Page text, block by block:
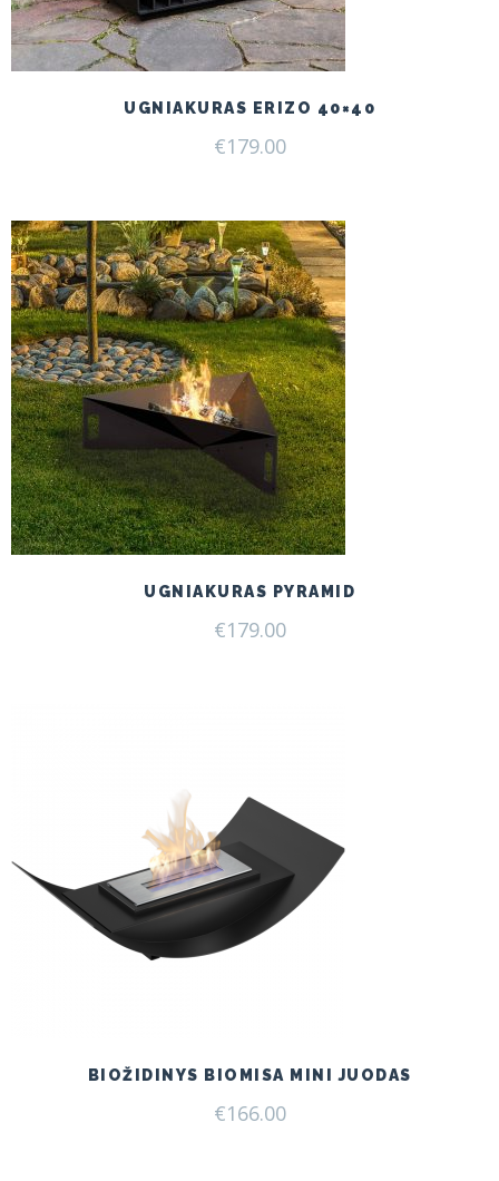
UGNIAKURAS ERIZO 40×40
€179.00
UGNIAKURAS PYRAMID
€179.00
BIOŽIDINYS BIOMISA MINI JUODAS
€166.00